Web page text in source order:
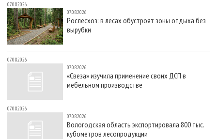
07.08.2026
07.08.2026
Рослесхоз: в лесах обустроят зоны отдыха без
вырубки
07.08.2026
07.08.2026
«Свеза» изучила применение своих ДСП в
мебельном производстве
07.08.2026
07.08.2026
Вологодская область экспортировала 800 тыс.
кубометров лесопродукции